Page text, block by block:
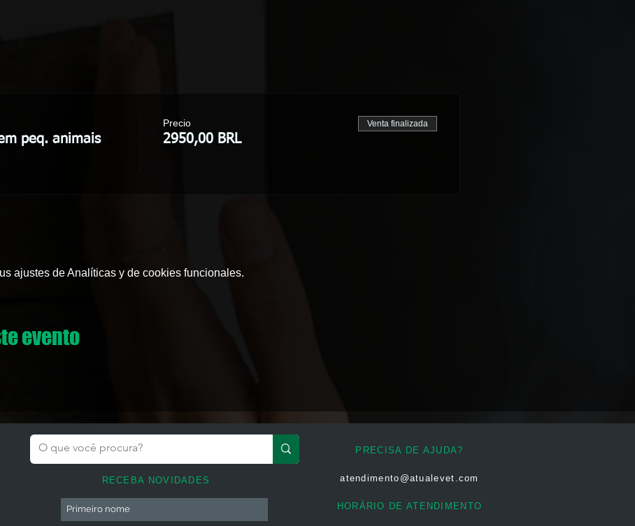
peq. animais
Precio
2950,00 BRL
Venta finalizada
ajustes de Analíticas y de cookies funcionales.
evento
RECEBA NOVIDADES
PRECISA DE AJUDA?
atendimento@atualevet.com
HORÁRIO DE ATENDIMENTO